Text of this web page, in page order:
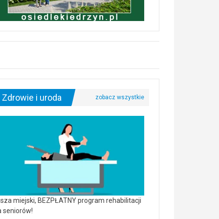
Zdrowie i uroda
miejski, BEZPŁATNY program rehabilitacji
seniorów!